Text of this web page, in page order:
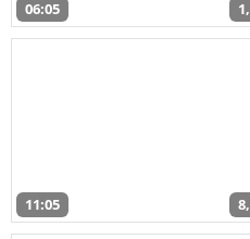
06:05
11:05